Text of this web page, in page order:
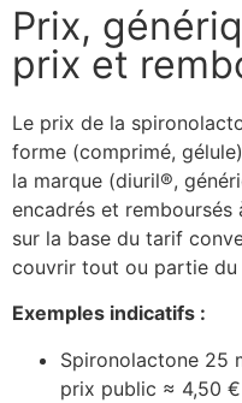
Prix,
prix et
Le prix de la
forme (comprimé,
la marque (diuril®,
encadrés et remboursés
sur la base du tarif
couvrir tout ou partie
Exemples indicatifs :
Spironolactone 25
prix public ≈ 4,50